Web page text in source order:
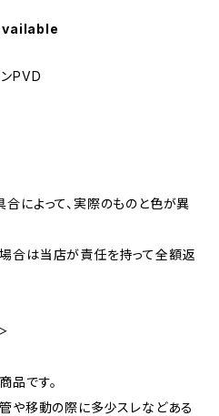
PVD
によって、実際のものと色が異
合は当店が責任を持って全額返
品です。
や移動の際に多少スレなどある